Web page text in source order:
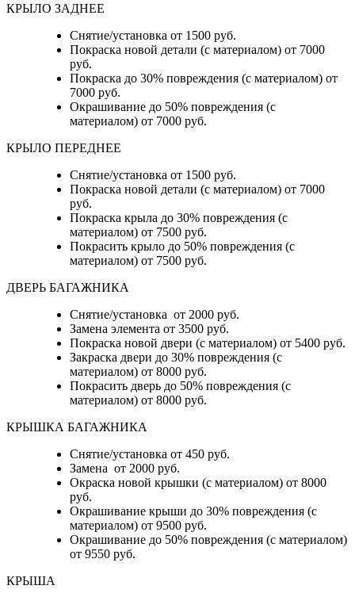
КРЫЛО ЗАДНЕЕ
Снятие/установка от 1500 руб.
Покраска новой детали (с материалом) от 7000
руб.
Покраска до 30% повреждения (с материалом) от
7000 руб.
Окрашивание до 50% повреждения (с
материалом) от 7000 руб.
КРЫЛО ПЕРЕДНЕЕ
Снятие/установка от 1500 руб.
Покраска новой детали (с материалом) от 7000
руб.
Покраска крыла до 30% повреждения (с
материалом) от 7500 руб.
Покрасить крыло до 50% повреждения (с
материалом) от 7500 руб.
ДВЕРЬ БАГАЖНИКА
Снятие/установка от 2000 руб.
Замена элемента от 3500 руб.
Покраска новой двери (с материалом) от 5400 руб.
Закраска двери до 30% повреждения (с
материалом) от 8000 руб.
Покрасить дверь до 50% повреждения (с
материалом) от 8000 руб.
КРЫШКА БАГАЖНИКА
Снятие/установка от 450 руб.
Замена от 2000 руб.
Окраска новой крышки (с материалом) от 8000
руб.
Окрашивание крыши до 30% повреждения (с
материалом) от 9500 руб.
Окрашивание до 50% повреждения (с материалом)
от 9550 руб.
КРЫША